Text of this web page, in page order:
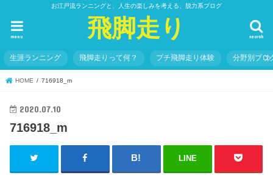
お江戸流ランニングと、人生の楽しみを考える、脱力系ブログ
飛脚走り search
menu
生涯ランニング 飛脚走りって何？ プチ飛脚走り体験 分野別ブロ
HOME 716918_m
2020.07.10
716918_m
LINE